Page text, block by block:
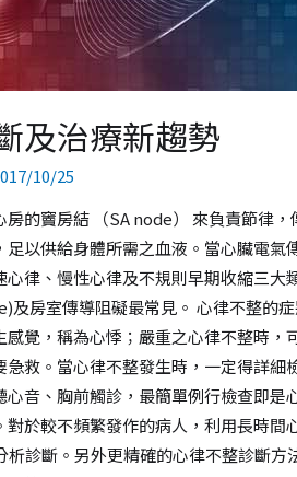
及治療新趨勢
10/25
的竇房結 （SA node） 來負責節律
以供給身體所需之血液。當心臟電
律、慢性心律及不規則早期收縮三
房室傳導阻礙最常見。 心律不整的
覺，稱為心悸；嚴重之心律不整時
救。當心律不整發生時，一定得詳
音、胸前觸診，最簡單例行檢查即
於較不頻繁發作的病人，利用長時
析診斷。另外更精確的心律不整診斷